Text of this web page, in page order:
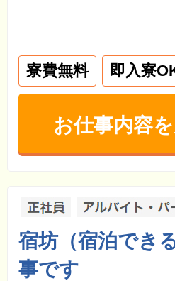
寮費無料 即入寮
お仕事内容
宿坊（宿泊でき
事です